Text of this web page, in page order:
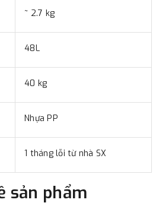
~ 2.7 kg
48L
40 kg
Nhựa PP
1 tháng lỗi từ nhà SX
sản phẩm